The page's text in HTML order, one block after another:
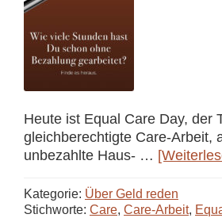
Heute ist Equal Care Day, der
gleichberechtigte Care-Arbeit,
unbezahlte Haus- …
Kategorie: Über Geld reden
Stichworte: Care, Care-Arbeit,